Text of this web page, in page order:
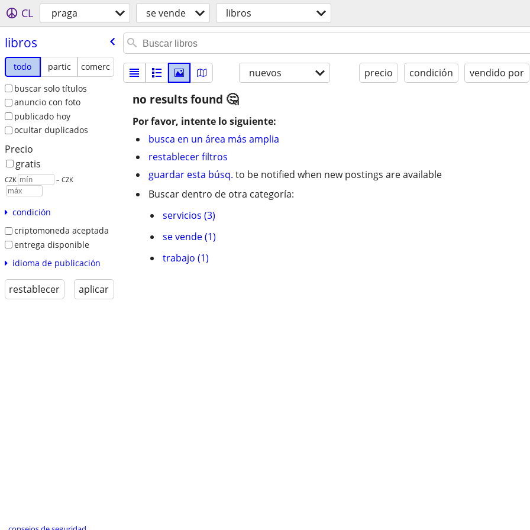
CL praga se vende libros
libros
todo partic
comerc
buscar solo títulos
anuncio con foto
publicado hoy
ocultar duplicados
Precio
gratis
CZK – CZK
condición
criptomoneda aceptada
entrega disponible
idioma de publicación
restablecer aplicar
nuevos precio condición vendido por
no results found
Por favor, intente lo siguiente:
busca en un área más amplia
restablecer filtros
guardar esta búsq. to be notified when new postings are available
Buscar dentro de otra categoría:
servicios (3)
se vende (1)
trabajo (1)